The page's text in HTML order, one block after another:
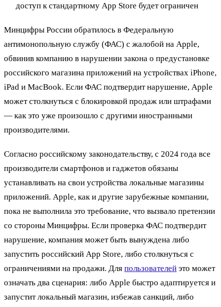
доступ к стандартному App Store будет ограничен
Минцифры России обратилось в Федеральную
антимонопольную службу (ФАС) с жалобой на Apple,
обвинив компанию в нарушении закона о предустановке
российского магазина приложений на устройствах iPhone,
iPad и MacBook. Если ФАС подтвердит нарушение, Apple
может столкнуться с блокировкой продаж или штрафами
— как это уже произошло с другими иностранными
производителями.
Согласно российскому законодательству, с 2024 года все
производители смартфонов и гаджетов обязаны
устанавливать на свои устройства локальные магазины
приложений. Apple, как и другие зарубежные компании,
пока не выполнила это требование, что вызвало претензии
со стороны Минцифры. Если проверка ФАС подтвердит
нарушение, компания может быть вынуждена либо
запустить российский App Store, либо столкнуться с
ограничениями на продажи. Для пользователей это может
означать два сценария: либо Apple быстро адаптируется и
запустит локальный магазин, избежав санкций, либо